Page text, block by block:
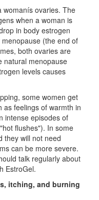
womanís ovaries. The
when a woman is
in body estrogen
(the end of
both ovaries are
natural menopause
levels causes
some women get
as feelings of warmth in
intense episodes of
flushes"). In some
they will not need
can be more severe.
talk regularly about
EstroGel.
itching, and burning